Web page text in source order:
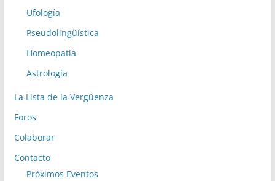
Ufología
Pseudolingüística
Homeopatía
Astrología
La Lista de la Vergüenza
Foros
Colaborar
Contacto
Próximos Eventos